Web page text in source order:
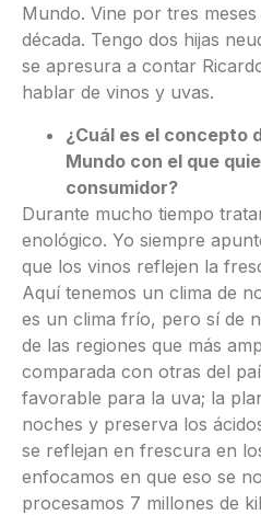
Mundo. Vine por tres
década. Tengo dos hijas
se apresura a contar
hablar de vinos y uvas.
¿Cuál es el concepto
Mundo con el que
consumidor?
Durante mucho tiempo
enológico. Yo siempre
que los vinos reflejen la
Aquí tenemos un clima de
es un clima frío, pero sí de
de las regiones que más
comparada con otras del
favorable para la uva; la
noches y preserva los
se reflejan en frescura en
enfocamos en que eso se
procesamos 7 millones de